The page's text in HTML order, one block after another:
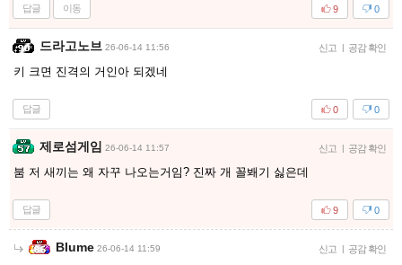
답글 이동 0
9
드라고노브 26-06-14 11:56 신고 | 공감 확인
키 크면 진격의 거인아 되겠네
답글 0
0
제로섬게임 26-06-14 11:57 신고 | 공감 확인
붐 저 새끼는 왜 자꾸 나오는거임? 진짜 개 꼴봬기 싫은데
답글 0
9
Blume 26-06-14 11:59 신고 | 공감 확인